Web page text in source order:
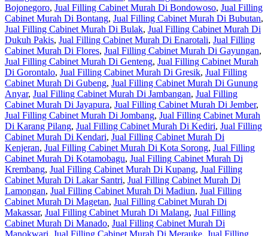
Bojonegoro, Jual Filling Cabinet Murah Di Bondowoso, Jual Filling
Cabinet Murah Di Bontang, Jual Filling Cabinet Murah Di Bubutan,
Jual Filling Cabinet Murah Di Bulak, Jual Filling Cabinet Murah Di
Dukuh Pakis, Jual Filling Cabinet Murah Di Enarotali, Jual Filling
Cabinet Murah Di Flores, Jual Filling Cabinet Murah Di Gayungan,
Jual Filling Cabinet Murah Di Genteng, Jual Filling Cabinet Murah
Di Gorontalo, Jual Filling Cabinet Murah Di Gresik, Jual Filling
Cabinet Murah Di Gubeng, Jual Filling Cabinet Murah Di Gunung
Anyar, Jual Filling Cabinet Murah Di Jambangan, Jual Filling
Cabinet Murah Di Jayapura, Jual Filling Cabinet Murah Di Jember,
Jual Filling Cabinet Murah Di Jombang, Jual Filling Cabinet Murah
Di Karang Pilang, Jual Filling Cabinet Murah Di Kediri, Jual Filling
Cabinet Murah Di Kendari, Jual Filling Cabinet Murah Di
Kenjeran, Jual Filling Cabinet Murah Di Kota Sorong, Jual Filling
Cabinet Murah Di Kotamobagu, Jual Filling Cabinet Murah Di
Krembang, Jual Filling Cabinet Murah Di Kupang, Jual Filling
Cabinet Murah Di Lakar Santri, Jual Filling Cabinet Murah Di
Lamongan, Jual Filling Cabinet Murah Di Madiun, Jual Filling
Cabinet Murah Di Magetan, Jual Filling Cabinet Murah Di
Makassar, Jual Filling Cabinet Murah Di Malang, Jual Filling
Cabinet Murah Di Manado, Jual Filling Cabinet Murah Di
Manokwari, Jual Filling Cabinet Murah Di Merauke, Jual Filling